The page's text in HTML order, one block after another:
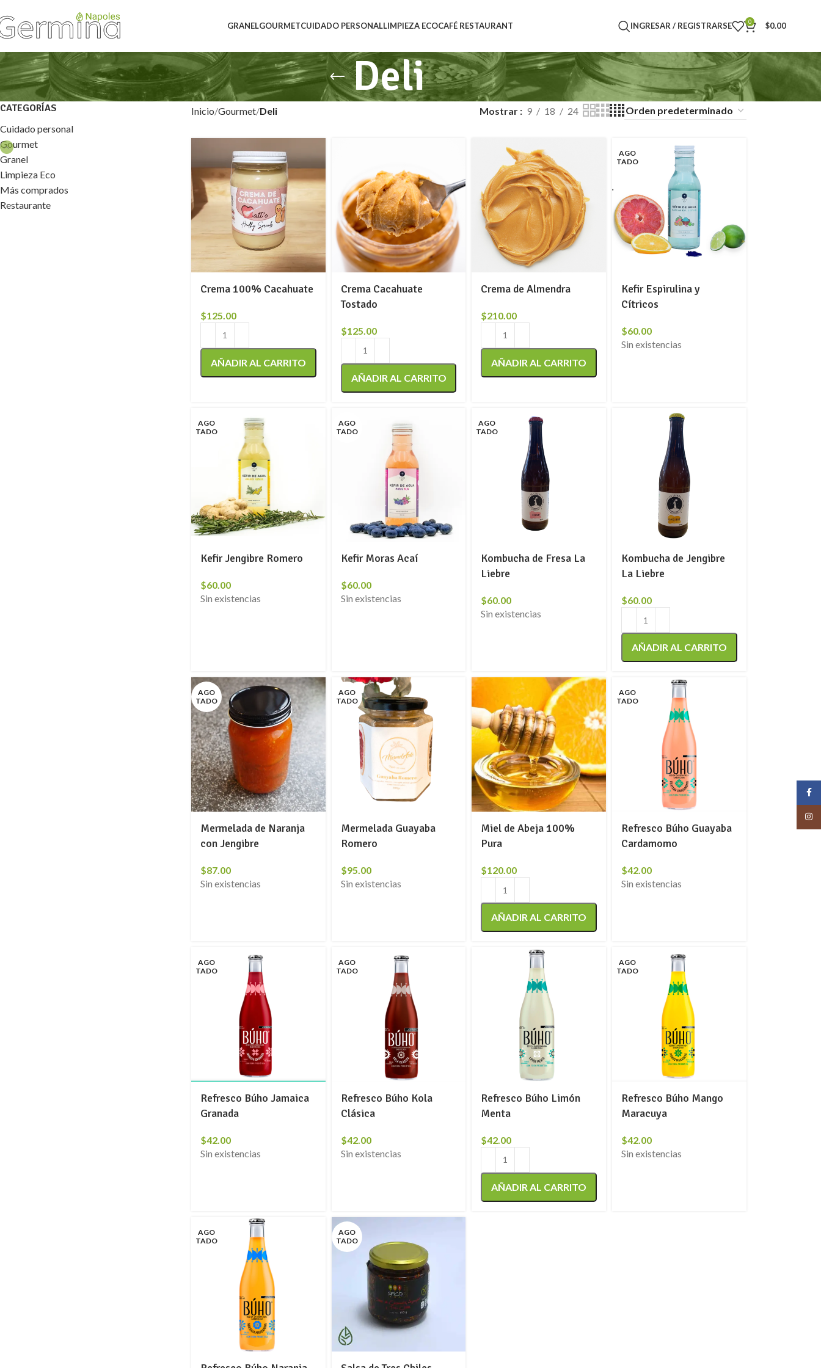
GRANELGOURMETCUIDADO PERSONALLIMPIEZA ECOCAFÉ RESTAURANT INGRESAR / REGISTRARSE 0 $0.00
Deli
CATEGORÍAS
Cuidado personal
Gourmet
Granel
Limpieza Eco
Más comprados
Restaurante
Inicio Gourmet Deli Mostrar 9 18 24
Crema 100% Cacahuate
$125.00
AÑADIR AL CARRITO
Crema Cacahuate
Tostado
$125.00
AÑADIR AL CARRITO
Crema de Almendra
$210.00
AÑADIR AL CARRITO
AGO
TADO
Kefir Espirulina y
Cítricos
$60.00
Sin existencias
AGO
TADO
Kefir Jengibre Romero
$60.00
Sin existencias
AGO
TADO
Kefir Moras Acaí
$60.00
Sin existencias
AGO
TADO
Kombucha de Fresa La
Liebre
$60.00
Sin existencias
Kombucha de Jengibre
La Liebre
$60.00
AÑADIR AL CARRITO
AGO
TADO
Mermelada de Naranja
con Jengibre
$87.00
Sin existencias
AGO
TADO
Mermelada Guayaba
Romero
$95.00
Sin existencias
Miel de Abeja 100%
Pura
$120.00
AÑADIR AL CARRITO
AGO
TADO
Refresco Búho Guayaba
Cardamomo
$42.00
Sin existencias
AGO
TADO
Refresco Búho Jamaica
Granada
$42.00
Sin existencias
AGO
TADO
Refresco Búho Kola
Clásica
$42.00
Sin existencias
Refresco Búho Limón
Menta
$42.00
AÑADIR AL CARRITO
AGO
TADO
Refresco Búho Mango
Maracuya
$42.00
Sin existencias
AGO
TADO
AGO
TADO